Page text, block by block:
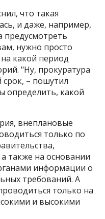
что такая
и даже, например,
предусмотреть
нужно просто
какой период
"Ну, прокуратура
срок, – пошутил
определить, какой
внеплановые
только по
также на основании
информации о
требований. А
только на
и высокими